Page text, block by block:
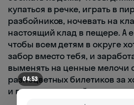
купаться в речке, играть в
разбойников, ночевать на
настоящий клад в пещере. А
чтобы всем детям в округе
забор вместо тебя, и
выменять на ценные мелочи
разноцветных билетиков за
и получить ценный приз.
04:47